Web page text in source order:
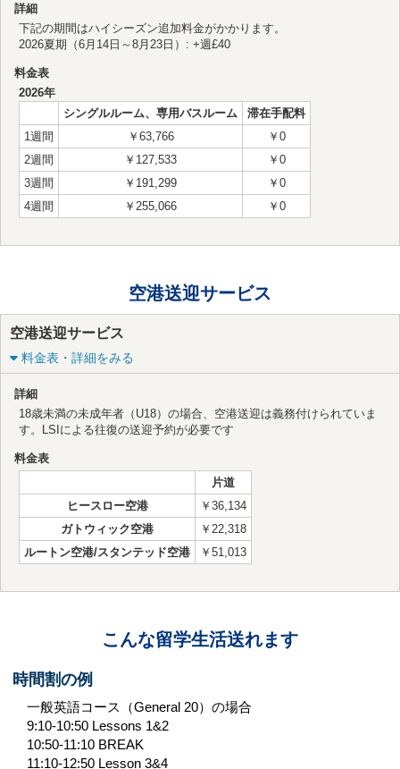
詳細
下記の期間はハイシーズン追加料金がかかります。
2026夏期（6月14日～8月23日）: +週£40
料金表
2026年
シングルルーム、専用バスルーム
滞在手配料
1週間
￥63,766
￥0
2週間
￥127,533
￥0
3週間
￥191,299
￥0
4週間
￥255,066 ￥0
空港送迎サービス
空港送迎サービス
料金表・詳細をみる
詳細
18歳未満の未成年者（U18）の場合、空港送迎は義務付けられていま
す。LSIによる往復の送迎予約が必要です
料金表
片道
ヒースロー空港
￥36,134
ガトウィック空港
￥22,318
ルートン空港/スタンテッド空港
￥51,013
こんな留学生活送れます
時間割の例
一般英語コース（General 20）の場合
9:10-10:50 Lessons 1&2
10:50-11:10 BREAK
11:10-12:50 Lesson 3&4